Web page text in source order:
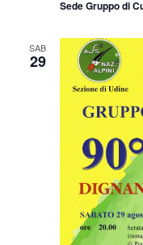
Sede Gruppo di
SAB
29